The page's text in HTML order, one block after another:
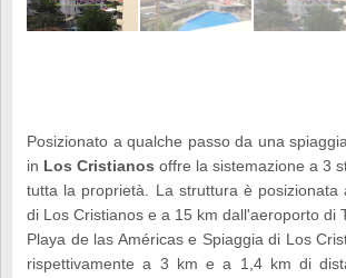
Posizionato a qualche passo da una
in Los Cristianos offre la sistemazione a 3
tutta la proprietà. La struttura è
di Los Cristianos e a 15 km dall'aeroporto di
Playa de las Américas e Spiaggia di Los
rispettivamente a 3 km e a 1,4 km di